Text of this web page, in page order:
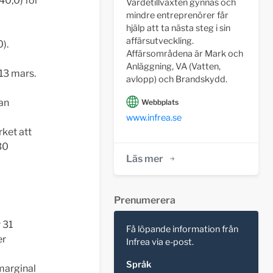
mars.
att
Värdetillväxten gynnas och
mindre entreprenörer får
hjälp att ta nästa steg i sin
affärsutveckling.
Affärsområdena är Mark och
Anläggning, VA (Vatten,
avlopp) och Brandskydd.
Webbplats
www.infrea.se
Läs mer
Prenumerera
Få löpande information från
Infrea via e-post.
Språk